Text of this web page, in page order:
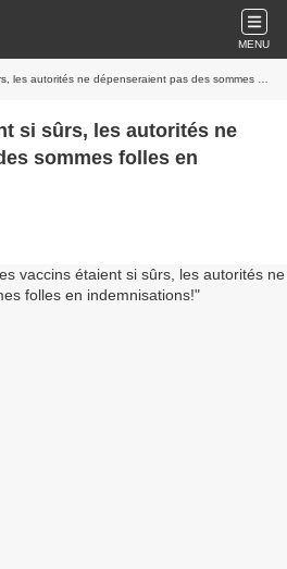
MENU
ne dépenseraient pas des sommes folles en indemnisations!
si sûrs, les autorités ne
sommes folles en